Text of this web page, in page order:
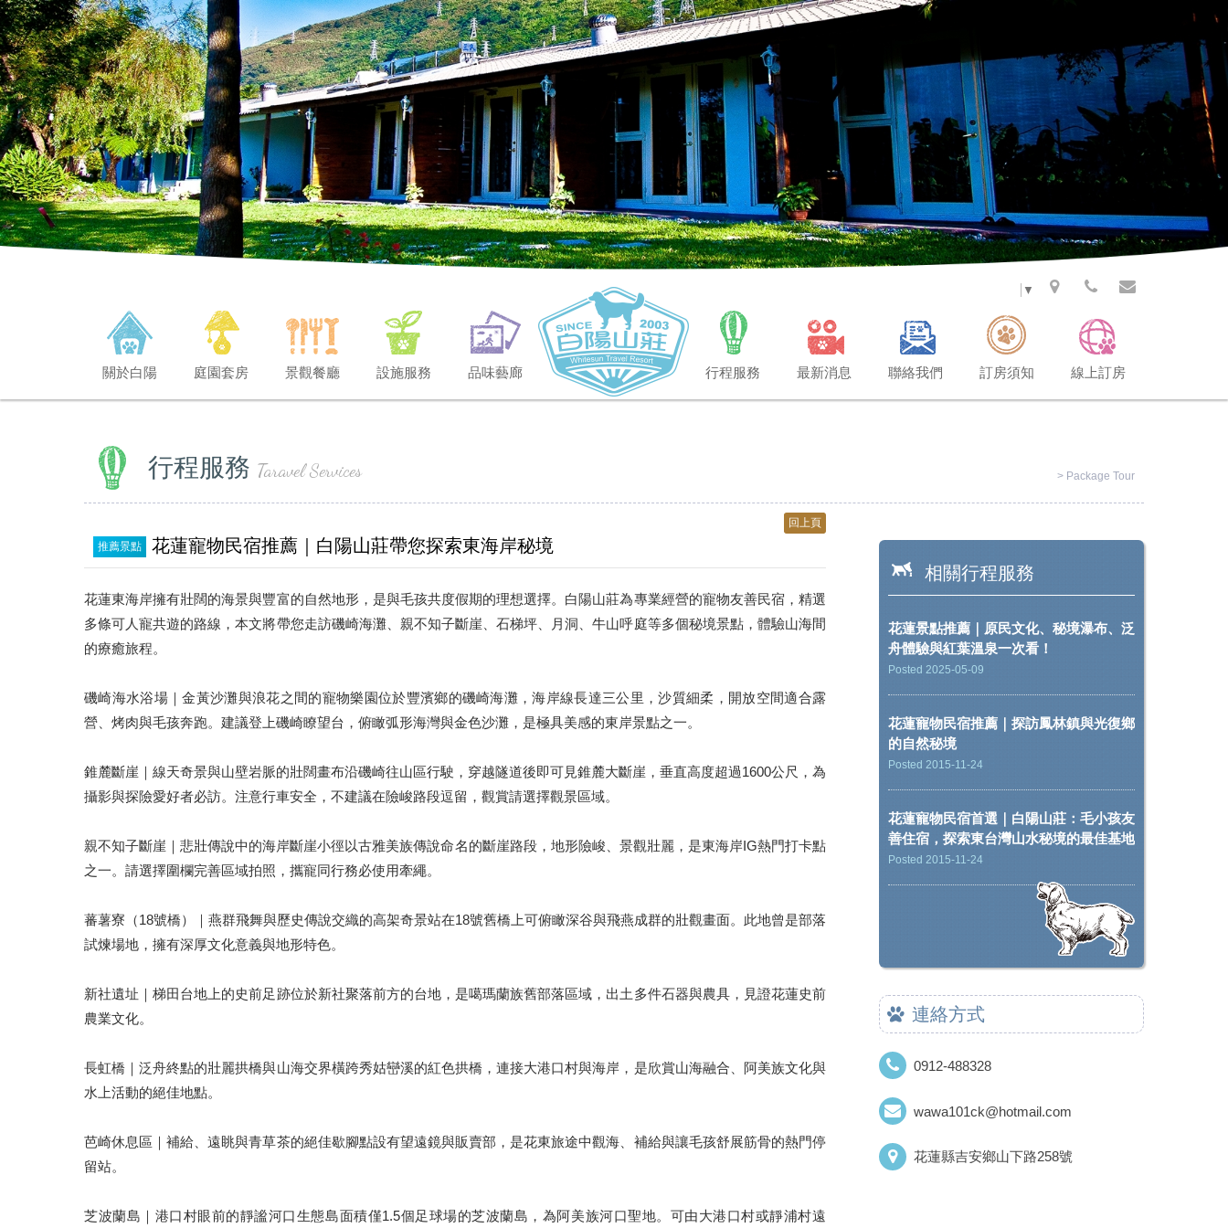
▼
關於白陽 庭園套房 景觀餐廳 設施服務 品味藝廊 行程服務 最新消息 聯絡我們 訂房須知 線上訂房
行程服務 Taravel Services > Package Tour
回上頁
推薦景點
花蓮寵物民宿推薦｜白陽山莊帶您探索東海岸秘境
花蓮東海岸擁有壯闊的海景與豐富的自然地形，是與毛孩共度假期的理想選擇。白陽山莊為專業經營的寵物友善民宿，精選
多條可人寵共遊的路線，本文將帶您走訪磯崎海灘、親不知子斷崖、石梯坪、月洞、牛山呼庭等多個秘境景點，體驗山海間
的療癒旅程。
磯崎海水浴場｜金黃沙灘與浪花之間的寵物樂園位於豐濱鄉的磯崎海灘，海岸線長達三公里，沙質細柔，開放空間適合露
營、烤肉與毛孩奔跑。建議登上磯崎瞭望台，俯瞰弧形海灣與金色沙灘，是極具美感的東岸景點之一。
錐麓斷崖｜線天奇景與山壁岩脈的壯闊畫布沿磯崎往山區行駛，穿越隧道後即可見錐麓大斷崖，垂直高度超過1600公尺，為
攝影與探險愛好者必訪。注意行車安全，不建議在險峻路段逗留，觀賞請選擇觀景區域。
親不知子斷崖｜悲壯傳說中的海岸斷崖小徑以古雅美族傳說命名的斷崖路段，地形險峻、景觀壯麗，是東海岸IG熱門打卡點
之一。請選擇圍欄完善區域拍照，攜寵同行務必使用牽繩。
蕃薯寮（18號橋）｜燕群飛舞與歷史傳說交織的高架奇景站在18號舊橋上可俯瞰深谷與飛燕成群的壯觀畫面。此地曾是部落
試煉場地，擁有深厚文化意義與地形特色。
新社遺址｜梯田台地上的史前足跡位於新社聚落前方的台地，是噶瑪蘭族舊部落區域，出土多件石器與農具，見證花蓮史前
農業文化。
長虹橋｜泛舟終點的壯麗拱橋與山海交界橫跨秀姑巒溪的紅色拱橋，連接大港口村與海岸，是欣賞山海融合、阿美族文化與
水上活動的絕佳地點。
芭崎休息區｜補給、遠眺與青草茶的絕佳歇腳點設有望遠鏡與販賣部，是花東旅途中觀海、補給與讓毛孩舒展筋骨的熱門停
留站。
芝波蘭島｜港口村眼前的靜謐河口生態島面積僅1.5個足球場的芝波蘭島，為阿美族河口聖地。可由大港口村或靜浦村遠
相關行程服務
花蓮景點推薦｜原民文化、秘境瀑布、泛
舟體驗與紅葉溫泉一次看！
Posted 2025-05-09
花蓮寵物民宿推薦｜探訪鳳林鎮與光復鄉
的自然秘境
Posted 2015-11-24
花蓮寵物民宿首選｜白陽山莊：毛小孩友
善住宿，探索東台灣山水秘境的最佳基地
Posted 2015-11-24
連絡方式
0912-488328
wawa101ck@hotmail.com
花蓮縣吉安鄉山下路258號